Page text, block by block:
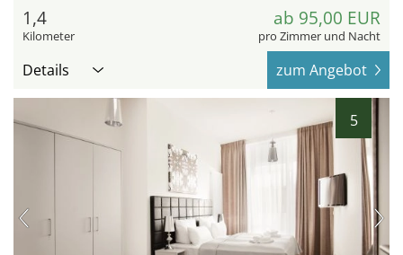
1,4
Kilometer
ab 95,00 EUR
pro Zimmer und Nacht
Details zum Angebot
5